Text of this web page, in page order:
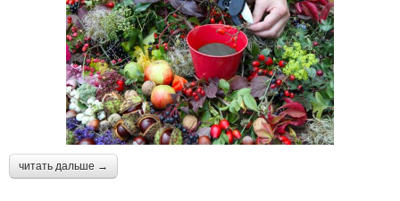
читать дальше →